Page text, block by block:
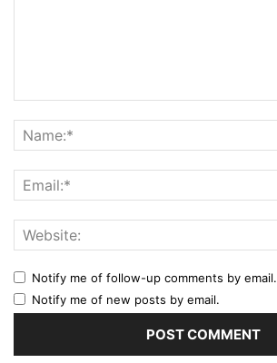
Notify me of follow-up comments by email.
Notify me of new posts by email.